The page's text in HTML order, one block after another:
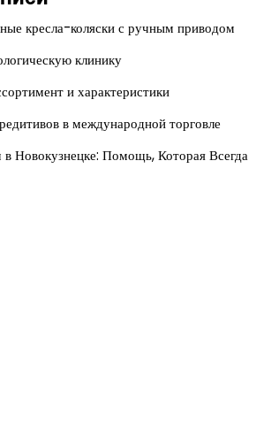
кресла-коляски с ручным приводом
клинику
и характеристики
в международной торговле
Новокузнецке: Помощь, Которая Всегда